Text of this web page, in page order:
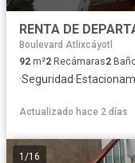
RENTA DE
Boulevard Atlixcáyotl
92 m²2 Recámaras2
·Seguridad·
Actualizado hace 2 días
1 /16